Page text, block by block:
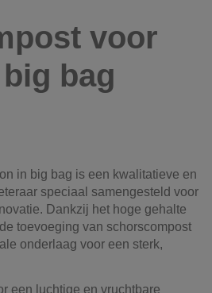
voor
bag
in big bag is een kwalitatieve en
speciaal samengesteld voor
Dankzij het hoge gehalte
toevoeging van schorscompost
onderlaag voor een sterk,
een luchtige en vruchtbare